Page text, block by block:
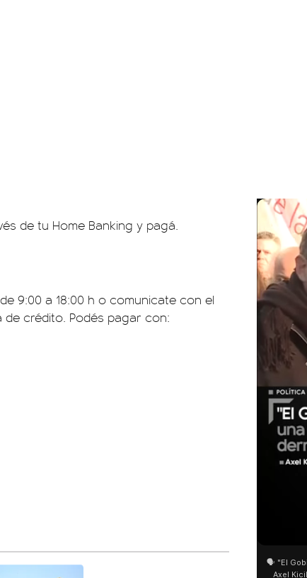
de tu Home Banking y pagá.
9:00 a 18:00 h o comunicate con el
crédito. Podés pagar con:
🗣️ "El Gobierno sufrió una inmensa derrota" 🎙️
Axel Kicillof, gobernador de la Provincia de